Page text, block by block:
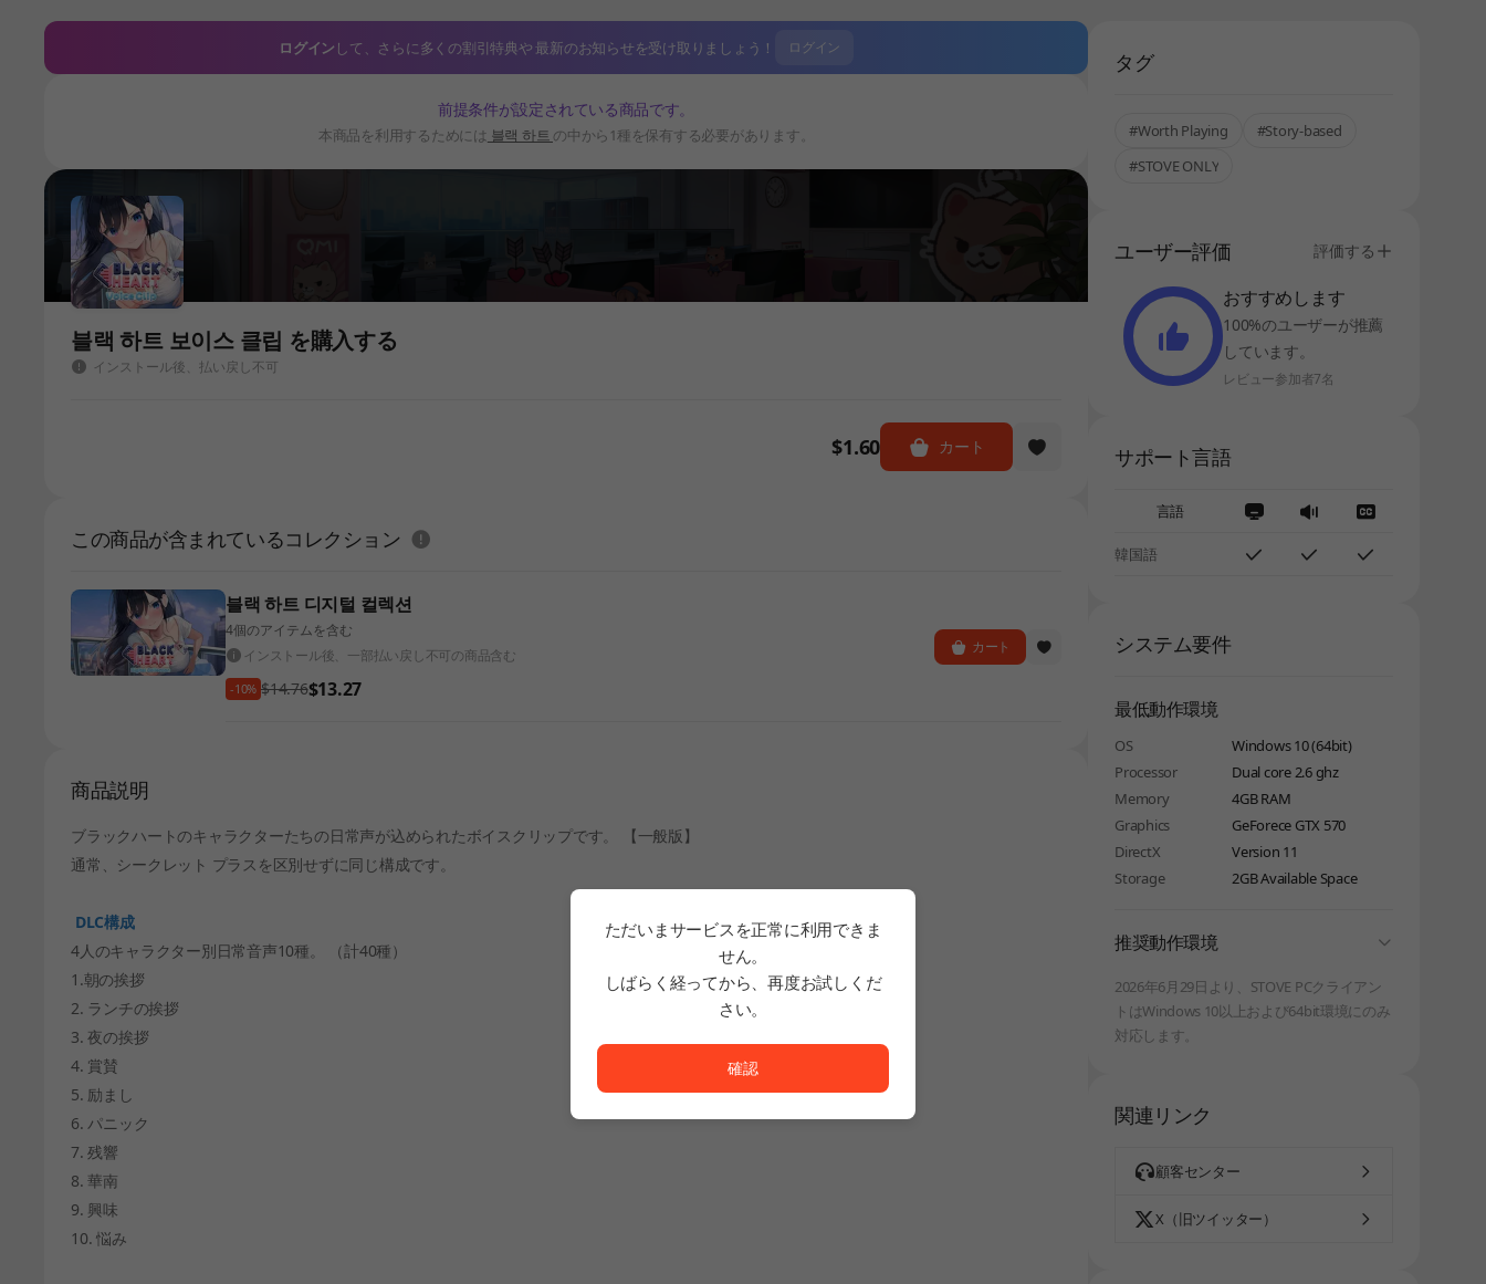
ログイン して、さらに多くの割引特典や最新のお知らせを受け取りましょう！ ログイン
前提条件が設定されている商品です。
本商品を利用するためには 블랙 하트 の中から1種を保有する必要があります。
블랙 하트 보이스 클립 を購入する
インストール後、払い戻し不可
$1.60 カート
この商品が含まれているコレクション 도움말
블랙 하트 디지털 컬렉션
4個のアイテムを含む
インストール後、一部払い戻し不可の商品含む
-10% $14.76$13.27
カート
商品説明
ブラックハートのキャラクターたちの日常声が込められたボイスクリップです。 【一般版】
通常、シークレット プラスを区別せずに同じ構成です。
DLC構成
4人のキャラクター別日常音声10種。 （計40種）
1.朝の挨拶
2. ランチの挨拶
3. 夜の挨拶
4. 賞賛
5. 励まし
6. パニック
7. 残響
8. 華南
9. 興味
10. 悩み
タグ
#Worth Playing
#Story-based
#STOVE ONLY
ユーザー評価 評価する
おすすめします
100%のユーザーが推薦
しています。
レビュー参加者7名
サポート言語
言語
韓国語
システム要件
最低動作環境
OS
Windows 10 (64bit)
Processor
Dual core 2.6 ghz
Memory
4GB RAM
Graphics
GeForece GTX 570
DirectX
Version 11
Storage
2GB Available Space
推奨動作環境 folding
2026年6月29日より、STOVE PCクライアン
トはWindows 10以上および64bit環境にのみ
対応します。
関連リンク
顧客センター
X（旧ツイッター）
ただいまサービスを正常に利用できま
せん。
しばらく経ってから、再度お試しくだ
さい。
ただいまサービスを正常に利用できません。<br/>しばらく経ってから、再度お試しください。
確認